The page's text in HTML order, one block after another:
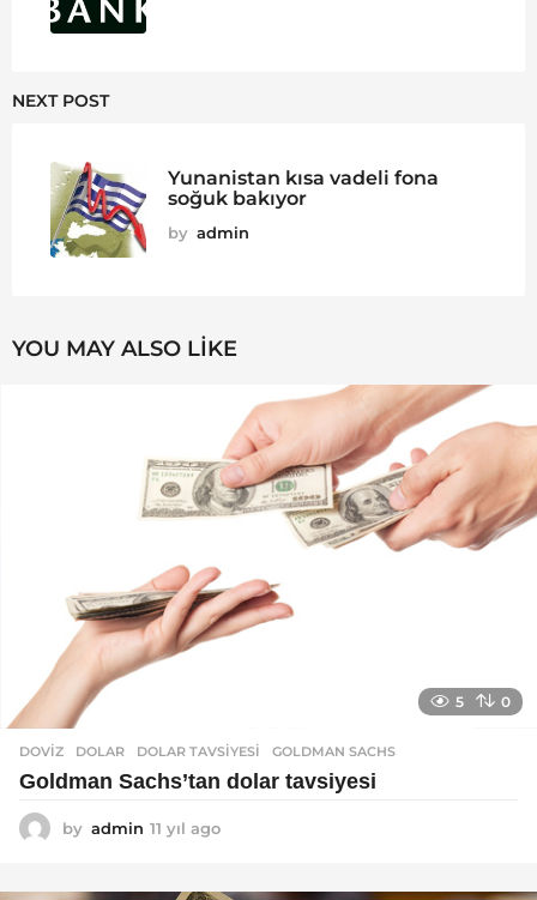
NEXT POST
Yunanistan kısa vadeli fona
soğuk bakıyor
by admin
YOU MAY ALSO LIKE
5 0
DOVIZ DOLAR ,DOLAR TAVSIYESI ,GOLDMAN SACHS
Goldman Sachs’tan dolar tavsiyesi
by admin 11 yıl ago
ı